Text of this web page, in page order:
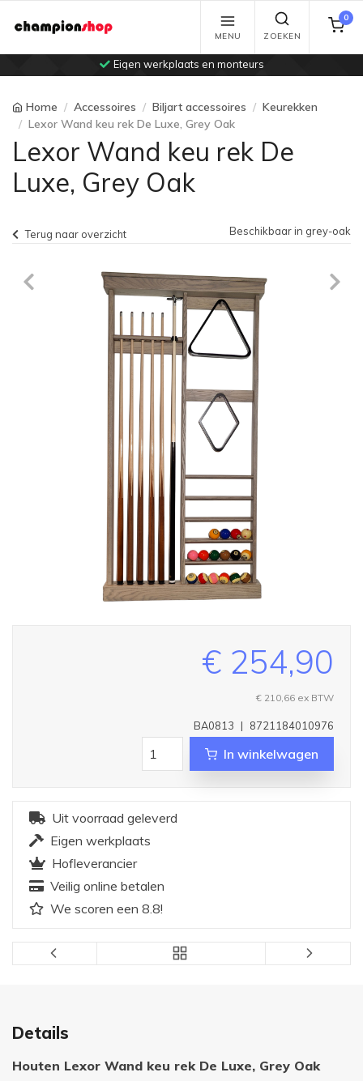
Eigen werkplaats en monteurs
MENU ZOEKEN
0
Home Accessoires Biljart accessoires
Keurekken
Lexor Wand keu rek De Luxe, Grey Oak
Lexor Wand keu rek De
Luxe, Grey Oak
Terug naar overzicht Beschikbaar in grey-oak
Previous
€ 254,90
€ 210,66 ex BTW
8721184010976
|
BA0813
In winkelwagen
Uit voorraad geleverd
Eigen werkplaats
Hofleverancier
Veilig online betalen
We scoren een 8.8!
Details
Houten Lexor Wand keu rek De Luxe, Grey Oak